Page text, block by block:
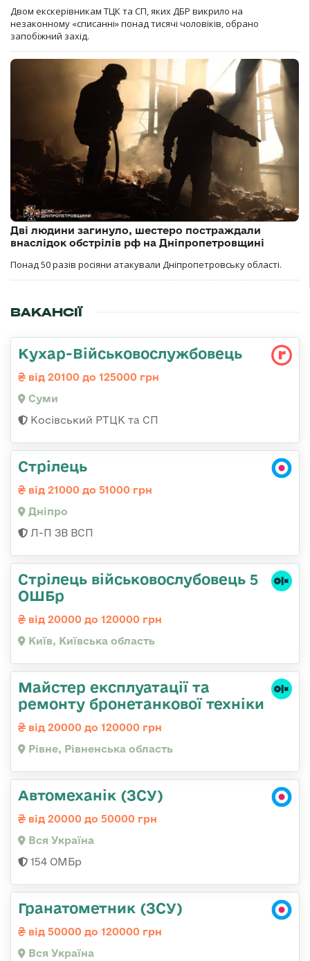
Двом екскерівникам ТЦК та СП, яких ДБР викрило на
незаконному «списанні» понад тисячі чоловіків, обрано
запобіжний захід.
Дві людини загинуло, шестеро постраждали
внаслідок обстрілів рф на Дніпропетровщині
Понад 50 разів росіяни атакували Дніпропетровську області.
ВАКАНСІЇ
Кухар-Військовослужбовець
від 20100 до 125000 грн
Суми
Косівський РТЦК та СП
Стрілець
від 21000 до 51000 грн
Дніпро
Л-П ЗВ ВСП
Стрілець військовослубовець 5
ОШБр
від 20000 до 120000 грн
Київ, Київська область
Майстер експлуатації та
ремонту бронетанкової техніки
від 20000 до 120000 грн
Рівне, Рівненська область
Автомеханік (ЗСУ)
від 20000 до 50000 грн
Вся Україна
154 ОМБр
Гранатометник (ЗСУ)
від 50000 до 120000 грн
Вся Україна